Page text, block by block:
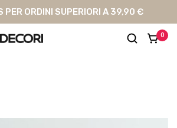
PER ORDINI SUPERIORI A 39,90 €
0